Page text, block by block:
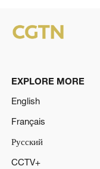
EXPLORE MORE
English
Français
Русский
CCTV+